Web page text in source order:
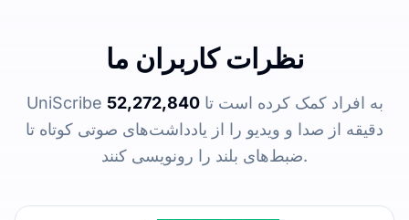
نظرات کاربران ما
UniScribe به افراد کمک کرده است تا52,272,840
دقیقه از صدا و ویدیو را از یادداشت‌های صوتی کوتاه تا
ضبط‌های بلند را رونویسی کنند.